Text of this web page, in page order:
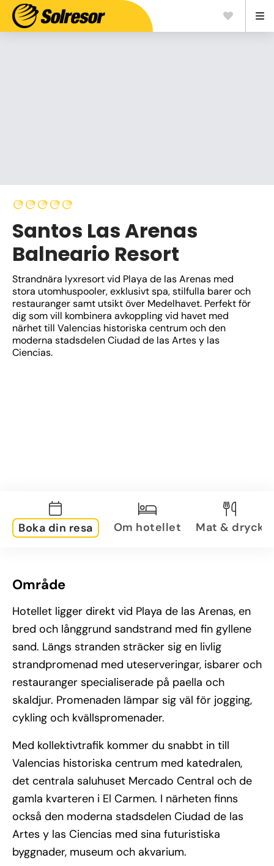
Santos Las Arenas
Balneario Resort
Strandnära lyxresort vid Playa de las Arenas med
stora utomhuspooler, exklusivt spa, stilfulla barer och
restauranger samt utsikt över Medelhavet. Perfekt för
dig som vill kombinera avkoppling vid havet med
närhet till Valencias historiska centrum och den
moderna stadsdelen Ciudad de las Artes y las
Ciencias.
Boka din resa Om hotellet Mat & dryck
Område
Hotellet ligger direkt vid Playa de las Arenas, en
bred och långgrund sandstrand med fin gyllene
sand. Längs stranden sträcker sig en livlig
strandpromenad med uteserveringar, isbarer och
restauranger specialiserade på paella och
skaldjur. Promenaden lämpar sig väl för jogging,
cykling och kvällspromenader.
Med kollektivtrafik kommer du snabbt in till
Valencias historiska centrum med katedralen,
det centrala saluhuset Mercado Central och de
gamla kvarteren i El Carmen. I närheten finns
också den moderna stadsdelen Ciudad de las
Artes y las Ciencias med sina futuristiska
byggnader, museum och akvarium.